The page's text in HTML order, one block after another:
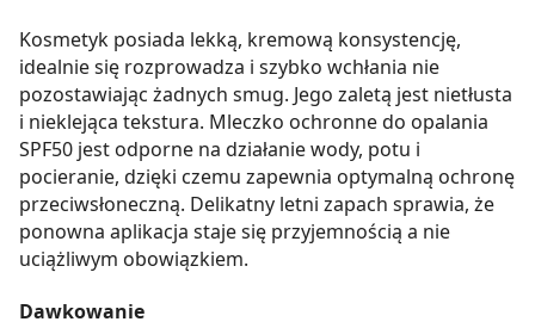
Kosmetyk posiada lekką, kremową konsystencję,
idealnie się rozprowadza i szybko wchłania nie
pozostawiając żadnych smug. Jego zaletą jest nietłusta
i nieklejąca tekstura. Mleczko ochronne do opalania
SPF50 jest odporne na działanie wody, potu i
pocieranie, dzięki czemu zapewnia optymalną ochronę
przeciwsłoneczną. Delikatny letni zapach sprawia, że
ponowna aplikacja staje się przyjemnością a nie
uciążliwym obowiązkiem.
Dawkowanie